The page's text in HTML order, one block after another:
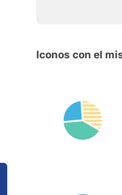
Iconos con el